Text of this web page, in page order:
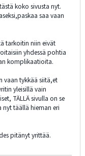
koko sivusta nyt.
saa vaan
tarkoitin niin eivät
yhdessä pohtia
komplikaatioita.
vaan tykkää siitä,et
yleisillä vain
TÄLLÄ sivulla on se
nyt täällä hieman eri
pitänyt yrittää.